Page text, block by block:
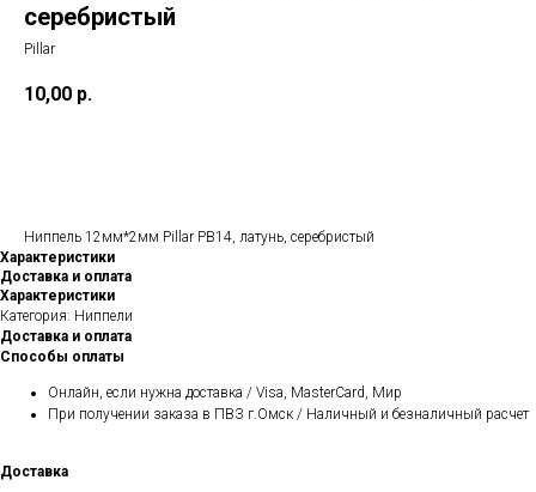
серебристый
Pillar
10,00 р.
Ниппель 12мм*2мм Pillar PB14, латунь, серебристый
Характеристики
Доставка и оплата
Характеристики
Категория: Ниппели
Доставка и оплата
Способы оплаты
Онлайн, если нужна доставка / Visa, MasterCard, Мир
При получении заказа в ПВЗ г.Омск / Наличный и безналичный расчет
Доставка